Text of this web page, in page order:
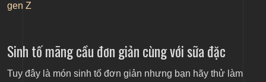
gen Z
Sinh tố mãng cầu đơn giản cùng với sữa đặc
Tuy đây là món sinh tố đơn giản nhưng bạn hãy thử làm